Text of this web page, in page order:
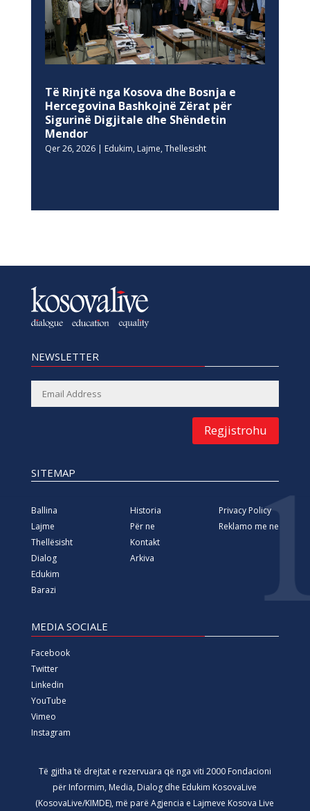
Të Rinjtë nga Kosova dhe Bosnja e
Hercegovina Bashkojnë Zërat për
Sigurinë Digjitale dhe Shëndetin
Mendor
Qer 26, 2026| Edukim, Lajme, Thellesisht
NEWSLETTER
Regjistrohu
SITEMAP
Ballina
Lajme
Thellësisht
Dialog
Edukim
Barazi
Historia
Për ne
Kontakt
Arkiva
Privacy Policy
Reklamo me ne
MEDIA SOCIALE
Facebook
Twitter
Linkedin
YouTube
Vimeo
Instagram
Të gjitha të drejtat e rezervuara që nga viti 2000 Fondacioni
për Informim, Media, Dialog dhe Edukim KosovaLive
(KosovaLive/KIMDE), më parë Agjencia e Lajmeve Kosova Live